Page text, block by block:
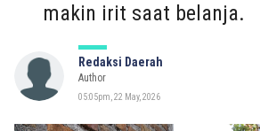
makin irit saat belanja.
Redaksi Daerah
Author
05:05pm, 22 May, 2026